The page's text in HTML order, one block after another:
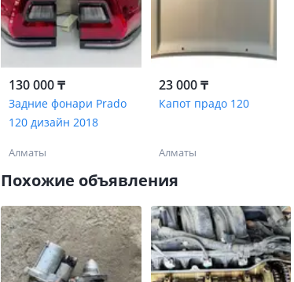
130 000 ₸
Задние фонари Prado
120 дизайн 2018
Алматы
23 000 ₸
Капот прадо 120
Алматы
Похожие объявления